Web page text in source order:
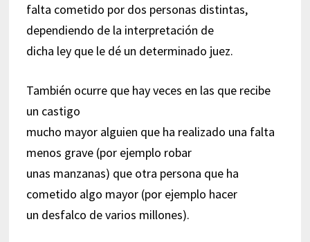
falta cometido por dos personas distintas,
dependiendo de la interpretación de
dicha ley que le dé un determinado juez.
También ocurre que hay veces en las que recibe
un castigo
mucho mayor alguien que ha realizado una falta
menos grave (por ejemplo robar
unas manzanas) que otra persona que ha
cometido algo mayor (por ejemplo hacer
un desfalco de varios millones).